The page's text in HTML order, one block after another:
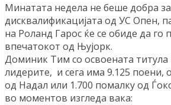
Минатата недела не беше добра
дисквалификацијата од УС Опен,
на Роланд Гарос ќе се обиде да го
впечатокот од Њујорк.
Доминик Тим со освоената
лидерите, и сега има 9.125 поени,
од Надал или 1.700 помалку од
во моментов изгледа вака: